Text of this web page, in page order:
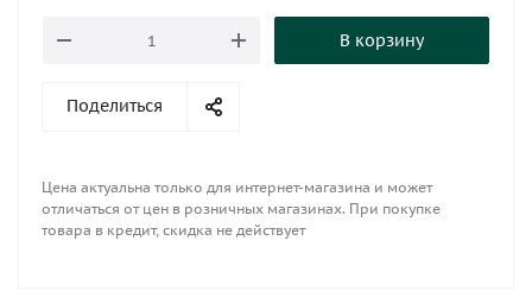
LED-подсветка
В корзину
Поделиться
Цена актуальна только для интернет-магазина и может
отличаться от цен в розничных магазинах. При покупке
товара в кредит, скидка не действует